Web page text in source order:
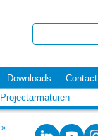
Downloads
Contact
Projectarmaturen
»